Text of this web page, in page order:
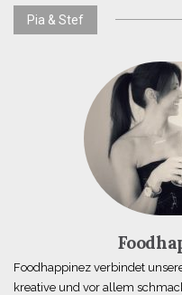
Pia & Stef
Foodhappinez verbindet
kreative und vor allem